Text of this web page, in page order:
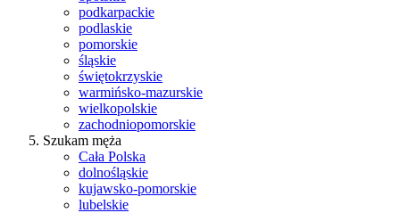
podkarpackie
podlaskie
pomorskie
śląskie
świętokrzyskie
warmińsko-mazurskie
wielkopolskie
zachodniopomorskie
Szukam męża
Cała Polska
dolnośląskie
kujawsko-pomorskie
lubelskie